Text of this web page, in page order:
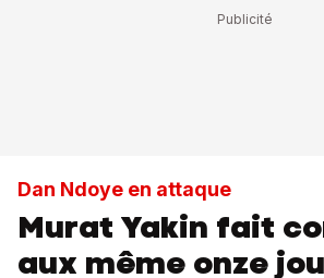
Dan Ndoye en attaque
Murat Yakin fait
aux même onze